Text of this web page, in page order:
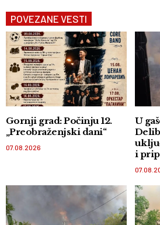
POVEZANE VESTI
Gornji grad: Počinju 12.
„Preobraženjski dani“
07.08.2026
U
i